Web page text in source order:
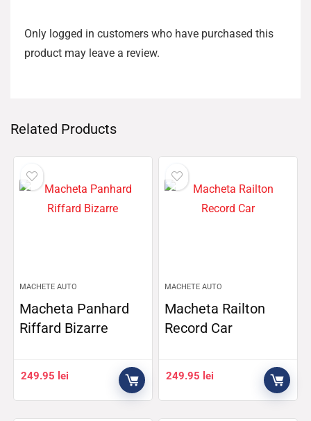
Only logged in customers who have purchased this
product may leave a review.
Related Products
MACHETE AUTO
Macheta Panhard
Riffard Bizarre
249.95 lei
MACHETE AUTO
Macheta Railton
Record Car
249.95 lei